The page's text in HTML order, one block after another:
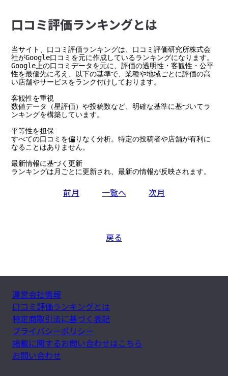
⼝コミ評価ランキングとは
当サイト、口コミ評価ランキングは、口コミ評価研究所株式会
社がGoogle口コミを元に作成しているランキングになります。
Google上の口コミデータを元に、評価の透明性・客観性・公平
性を最優先に考え、以下の基準で、業種や地域ごとに評価の高
い店舗やサービスをランク付けしております。
客観性を重視
数値データ（星評価）や投稿数など、明確な基準に基づいてラ
ンキングを構築しています。
平等性を担保
すべての口コミを偏りなく分析。特定の投稿者や店舗が有利に
なることはありません。
最新情報に基づく更新
ランキングは月ごとに更新され、最新の情報が反映されます。
前月 一覧へ 次月
戻る
運営会社情報
口コミ評価ランキングとは
特定商取引法に基づく表記
プライバシーポリシー
掲載に関するお問い合わせはこちら
お問い合わせ